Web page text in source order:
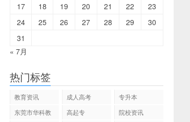
17
18 19 20 21 22
23
24
25 26 27 28 29
30
31
« 7月
热门标签
教育资讯 成人高考
专升本
东莞市华科教
高起专 院校资讯